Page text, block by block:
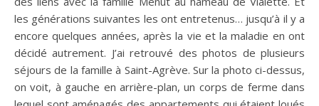
les générations suivantes les ont entretenus… jusqu’à il y a
encore quelques années, après la vie et la maladie en ont
décidé autrement. J’ai retrouvé des photos de plusieurs
séjours de la famille à Saint-Agrève. Sur la photo ci-dessus,
on voit, à gauche en arrière-plan, un corps de ferme dans